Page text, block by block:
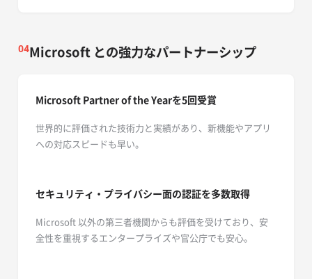
04Microsoft との強力なパートナーシップ
Microsoft Partner of the Yearを5回受賞
世界的に評価された技術力と実績があり、新機能やアプリ
への対応スピードも早い。
セキュリティ・プライバシー面の認証を多数取得
Microsoft 以外の第三者機関からも評価を受けており、安
全性を重視するエンタープライズや官公庁でも安心。